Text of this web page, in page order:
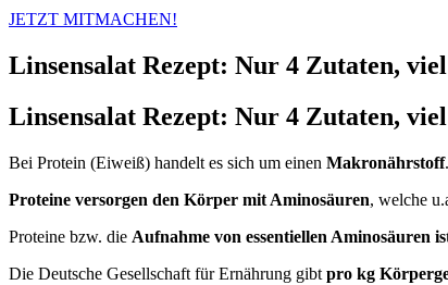
JETZT MITMACHEN!
Linsensalat Rezept: Nur 4 Zutaten,
Linsensalat Rezept: Nur 4 Zutaten,
Bei Protein (Eiweiß) handelt es sich um einen Makronährstoff.
Proteine versorgen den Körper mit Aminosäuren, welche
Proteine bzw. die Aufnahme von essentiellen Aminosäuren
Die Deutsche Gesellschaft für Ernährung gibt pro kg